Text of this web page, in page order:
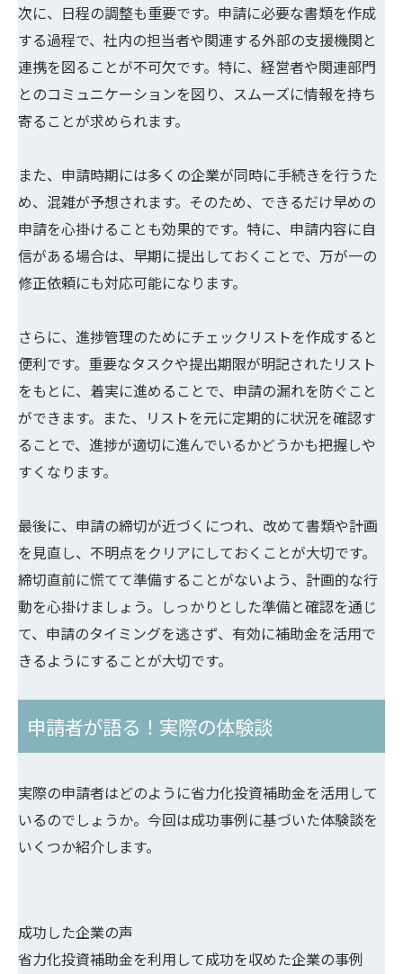
次に、日程の調整も重要です。申請に必要な書類を作成
する過程で、社内の担当者や関連する外部の支援機関と
連携を図ることが不可欠です。特に、経営者や関連部門
とのコミュニケーションを図り、スムーズに情報を持ち
寄ることが求められます。
また、申請時期には多くの企業が同時に手続きを行うた
め、混雑が予想されます。そのため、できるだけ早めの
申請を心掛けることも効果的です。特に、申請内容に自
信がある場合は、早期に提出しておくことで、万が一の
修正依頼にも対応可能になります。
さらに、進捗管理のためにチェックリストを作成すると
便利です。重要なタスクや提出期限が明記されたリスト
をもとに、着実に進めることで、申請の漏れを防ぐこと
ができます。また、リストを元に定期的に状況を確認す
ることで、進捗が適切に進んでいるかどうかも把握しや
すくなります。
最後に、申請の締切が近づくにつれ、改めて書類や計画
を見直し、不明点をクリアにしておくことが大切です。
締切直前に慌てて準備することがないよう、計画的な行
動を心掛けましょう。しっかりとした準備と確認を通じ
て、申請のタイミングを逃さず、有効に補助金を活用で
きるようにすることが大切です。
申請者が語る！実際の体験談
実際の申請者はどのように省力化投資補助金を活用して
いるのでしょうか。今回は成功事例に基づいた体験談を
いくつか紹介します。
成功した企業の声
省力化投資補助金を利用して成功を収めた企業の事例